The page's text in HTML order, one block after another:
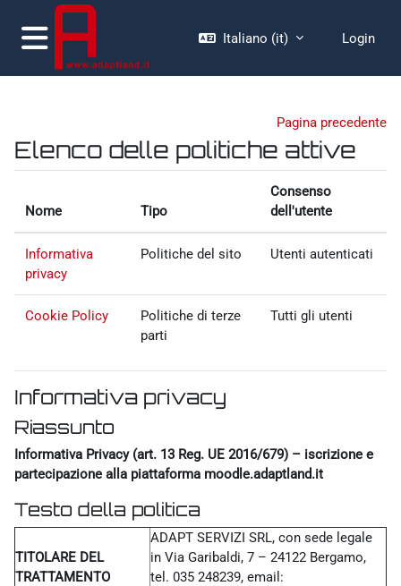
Vai al contenuto principale
Pannello laterale
Italiano ‎(it)‎ Login
Pagina precedente
Elenco delle politiche attive
Nome Tipo
Consenso
dell'utente
Informativa
privacy
Politiche del sito Utenti autenticati
Cookie Policy
Politiche di terze
parti
Tutti gli utenti
Informativa privacy
Riassunto
Informativa Privacy (art. 13 Reg. UE 2016/679) – iscrizione e
partecipazione alla piattaforma moodle.adaptland.it
Testo della politica
TITOLARE DEL
TRATTAMENTO
ADAPT SERVIZI SRL, con sede legale
in Via Garibaldi, 7 – 24122 Bergamo,
tel. 035 248239, email: